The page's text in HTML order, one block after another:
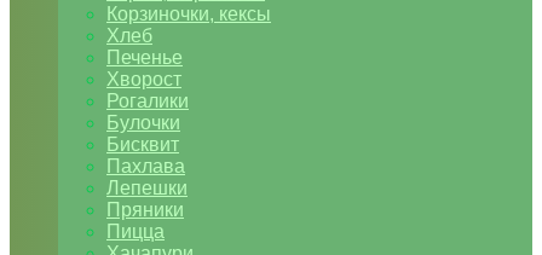
Корзиночки, кексы
Хлеб
Печенье
Хворост
Рогалики
Булочки
Бисквит
Пахлава
Лепешки
Пряники
Пицца